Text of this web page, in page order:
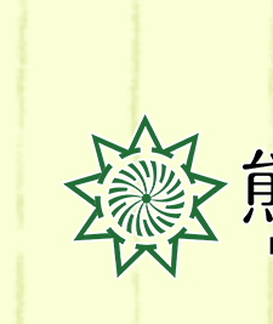
熊
取
町
Kumatori